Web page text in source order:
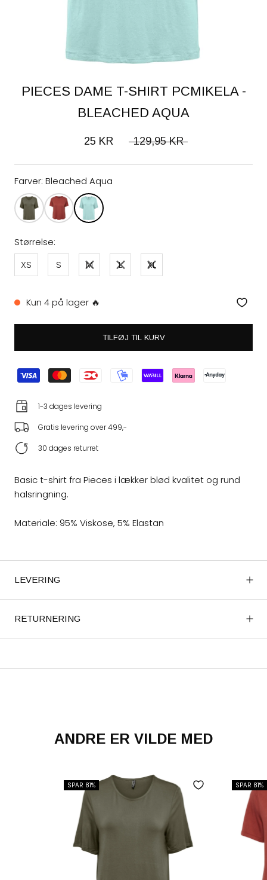
PIECES DAME T-SHIRT PCMIKELA -
BLEACHED AQUA
25 KR 129,95 KR
Farver: Bleached Aqua
Størrelse:
XS
S M L XL
Kun 4 på lager 🔥
TILFØJ TIL KURV
1-3 dages levering
Gratis levering over 499,-
30 dages returret
Basic t-shirt fra Pieces i lækker blød kvalitet og rund
halsringning.
Materiale: 95% Viskose, 5% Elastan
LEVERING
RETURNERING
ANDRE ER VILDE MED
SPAR 81% SPAR 81%